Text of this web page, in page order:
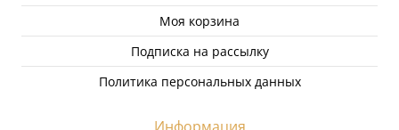
Моя корзина
Подписка на рассылку
Политика персональных данных